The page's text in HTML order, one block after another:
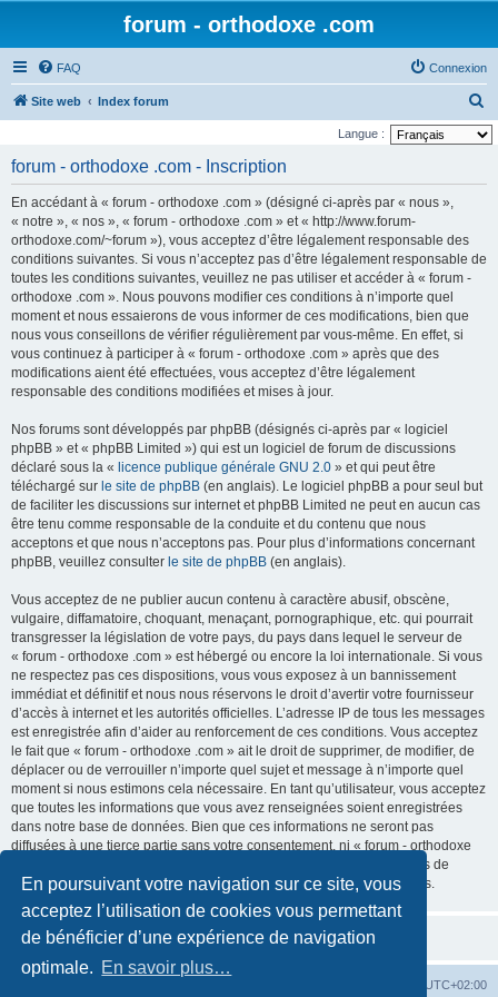
En poursuivant votre navigation sur ce site, vous
acceptez l’utilisation de cookies vous permettant
de bénéficier d’une expérience de navigation
optimale. En savoir plus…
forum - orthodoxe .com
FAQ Connexion
Site web Index forum
e
Langue :
forum - orthodoxe .com - Inscription
En accédant à « forum - orthodoxe .com » (désigné ci-après par « nous »,
« notre », « nos », « forum - orthodoxe .com » et « http://www.forum-
orthodoxe.com/~forum »), vous acceptez d’être légalement responsable des
conditions suivantes. Si vous n’acceptez pas d’être légalement responsable de
toutes les conditions suivantes, veuillez ne pas utiliser et accéder à « forum -
orthodoxe .com ». Nous pouvons modifier ces conditions à n’importe quel
moment et nous essaierons de vous informer de ces modifications, bien que
nous vous conseillons de vérifier régulièrement par vous-même. En effet, si
vous continuez à participer à « forum - orthodoxe .com » après que des
modifications aient été effectuées, vous acceptez d’être légalement
responsable des conditions modifiées et mises à jour.
Nos forums sont développés par phpBB (désignés ci-après par « logiciel
phpBB » et « phpBB Limited ») qui est un logiciel de forum de discussions
déclaré sous la « licence publique générale GNU 2.0 » et qui peut être
téléchargé sur le site de phpBB (en anglais). Le logiciel phpBB a pour seul but
de faciliter les discussions sur internet et phpBB Limited ne peut en aucun cas
être tenu comme responsable de la conduite et du contenu que nous
acceptons et que nous n’acceptons pas. Pour plus d’informations concernant
phpBB, veuillez consulter le site de phpBB (en anglais).
Vous acceptez de ne publier aucun contenu à caractère abusif, obscène,
vulgaire, diffamatoire, choquant, menaçant, pornographique, etc. qui pourrait
transgresser la législation de votre pays, du pays dans lequel le serveur de
« forum - orthodoxe .com » est hébergé ou encore la loi internationale. Si vous
ne respectez pas ces dispositions, vous vous exposez à un bannissement
immédiat et définitif et nous nous réservons le droit d’avertir votre fournisseur
d’accès à internet et les autorités officielles. L’adresse IP de tous les messages
est enregistrée afin d’aider au renforcement de ces conditions. Vous acceptez
le fait que « forum - orthodoxe .com » ait le droit de supprimer, de modifier, de
déplacer ou de verrouiller n’importe quel sujet et message à n’importe quel
moment si nous estimons cela nécessaire. En tant qu’utilisateur, vous acceptez
que toutes les informations que vous avez renseignées soient enregistrées
dans notre base de données. Bien que ces informations ne seront pas
diffusées à une tierce partie sans votre consentement, ni « forum - orthodoxe
.com », ni phpBB, ne pourront être tenus comme responsables en cas de
tentative de piratage informatique visant à compromettre vos données.
UTC+02:00